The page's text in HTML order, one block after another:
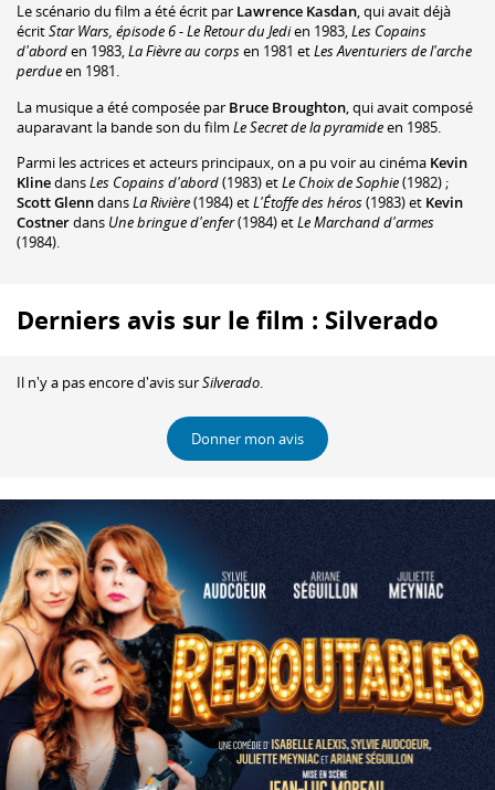
Le scénario du film a été écrit par Lawrence Kasdan, qui avait déjà
écritStar Wars, épisode 6 - Le Retour du Jedien 1983,Les Copains
d'aborden 1983,La Fièvre au corpsen 1981 etLes Aventuriers de l'arche
perdueen 1981.
La musique a été composée par Bruce Broughton , qui avait composé
auparavant la bande son du film Le Secret de la pyramideen 1985.
Parmi les actrices et acteurs principaux, on a pu voir au cinéma Kevin
KlinedansLes Copains d'abord(1983) etLe Choix de Sophie(1982) ;
Scott GlenndansLa Rivière(1984) etL'Étoffe des héros(1983) et Kevin
Costnerdans Une bringue d'enfer(1984) etLe Marchand d'armes
(1984).
Derniers avis sur le film : Silverado
Il n'y a pas encore d'avis surSilverado.
Donner mon avis